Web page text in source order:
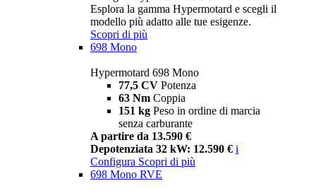
Esplora la gamma Hypermotard e scegli il
modello più adatto alle tue esigenze.
Scopri di più
698 Mono
Hypermotard 698 Mono
77,5 CV Potenza
63 Nm Coppia
151 kg Peso in ordine di marcia
senza carburante
A partire da 13.590 €
Depotenziata 32 kW: 12.590 € i
Configura Scopri di più
698 Mono RVE